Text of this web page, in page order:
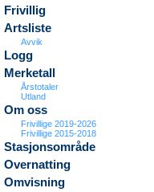
Frivillig
Artsliste
Avvik
Logg
Merketall
Årstotaler
Utland
Om oss
Frivillige 2019-2026
Frivillige 2015-2018
Stasjonsområde
Overnatting
Omvisning